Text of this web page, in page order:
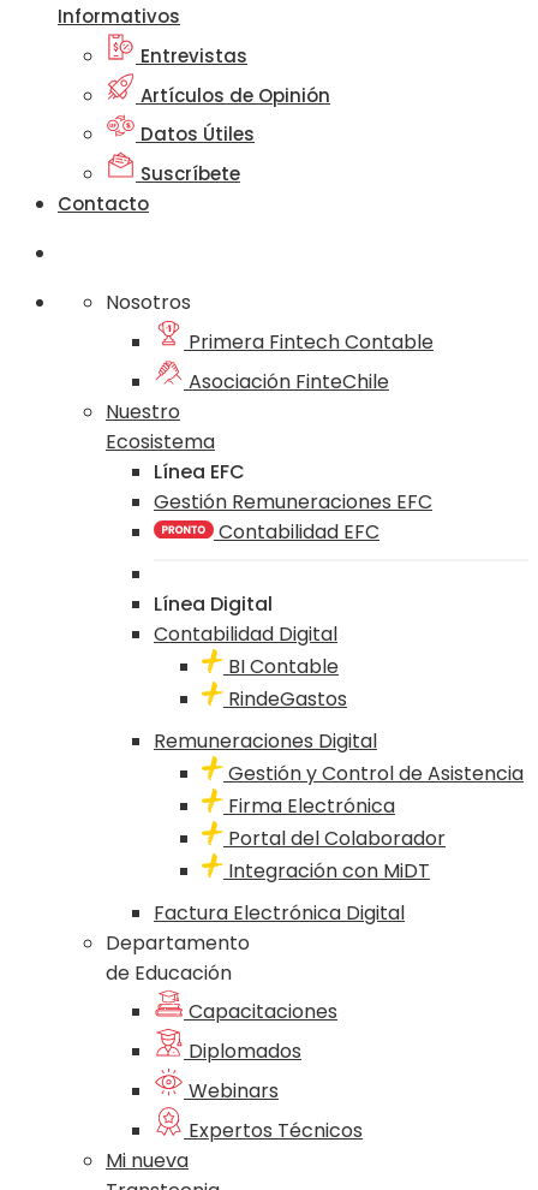
Informativos
Entrevistas
Artículos de Opinión
Datos Útiles
Suscríbete
Contacto
Nosotros
Primera Fintech Contable
Asociación FinteChile
Nuestro
Ecosistema
Línea EFC
Gestión Remuneraciones EFC
Contabilidad EFC
Línea Digital
Contabilidad Digital
BI Contable
RindeGastos
Remuneraciones Digital
Gestión y Control de Asistencia
Firma Electrónica
Portal del Colaborador
Integración con MiDT
Factura Electrónica Digital
Departamento
de Educación
Capacitaciones
Diplomados
Webinars
Expertos Técnicos
Mi nueva